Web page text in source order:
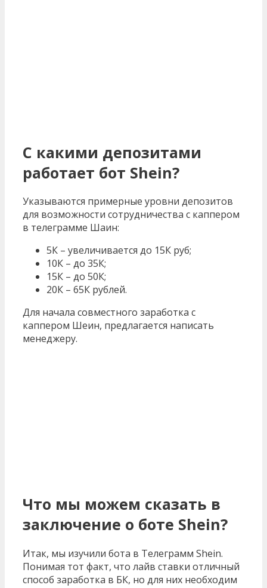
С какими депозитами
работает бот Shein?
Указываются примерные уровни депозитов
для возможности сотрудничества с каппером
в телеграмме Шаин:
5К – увеличивается до 15К руб;
10К – до 35К;
15К – до 50К;
20К – 65К рублей.
Для начала совместного заработка с
каппером Шеин, предлагается написать
менеджеру.
Что мы можем сказать в
заключение о боте Shein?
Итак, мы изучили бота в Телеграмм Shein.
Понимая тот факт, что лайв ставки отличный
способ заработка в БК, но для них необходим